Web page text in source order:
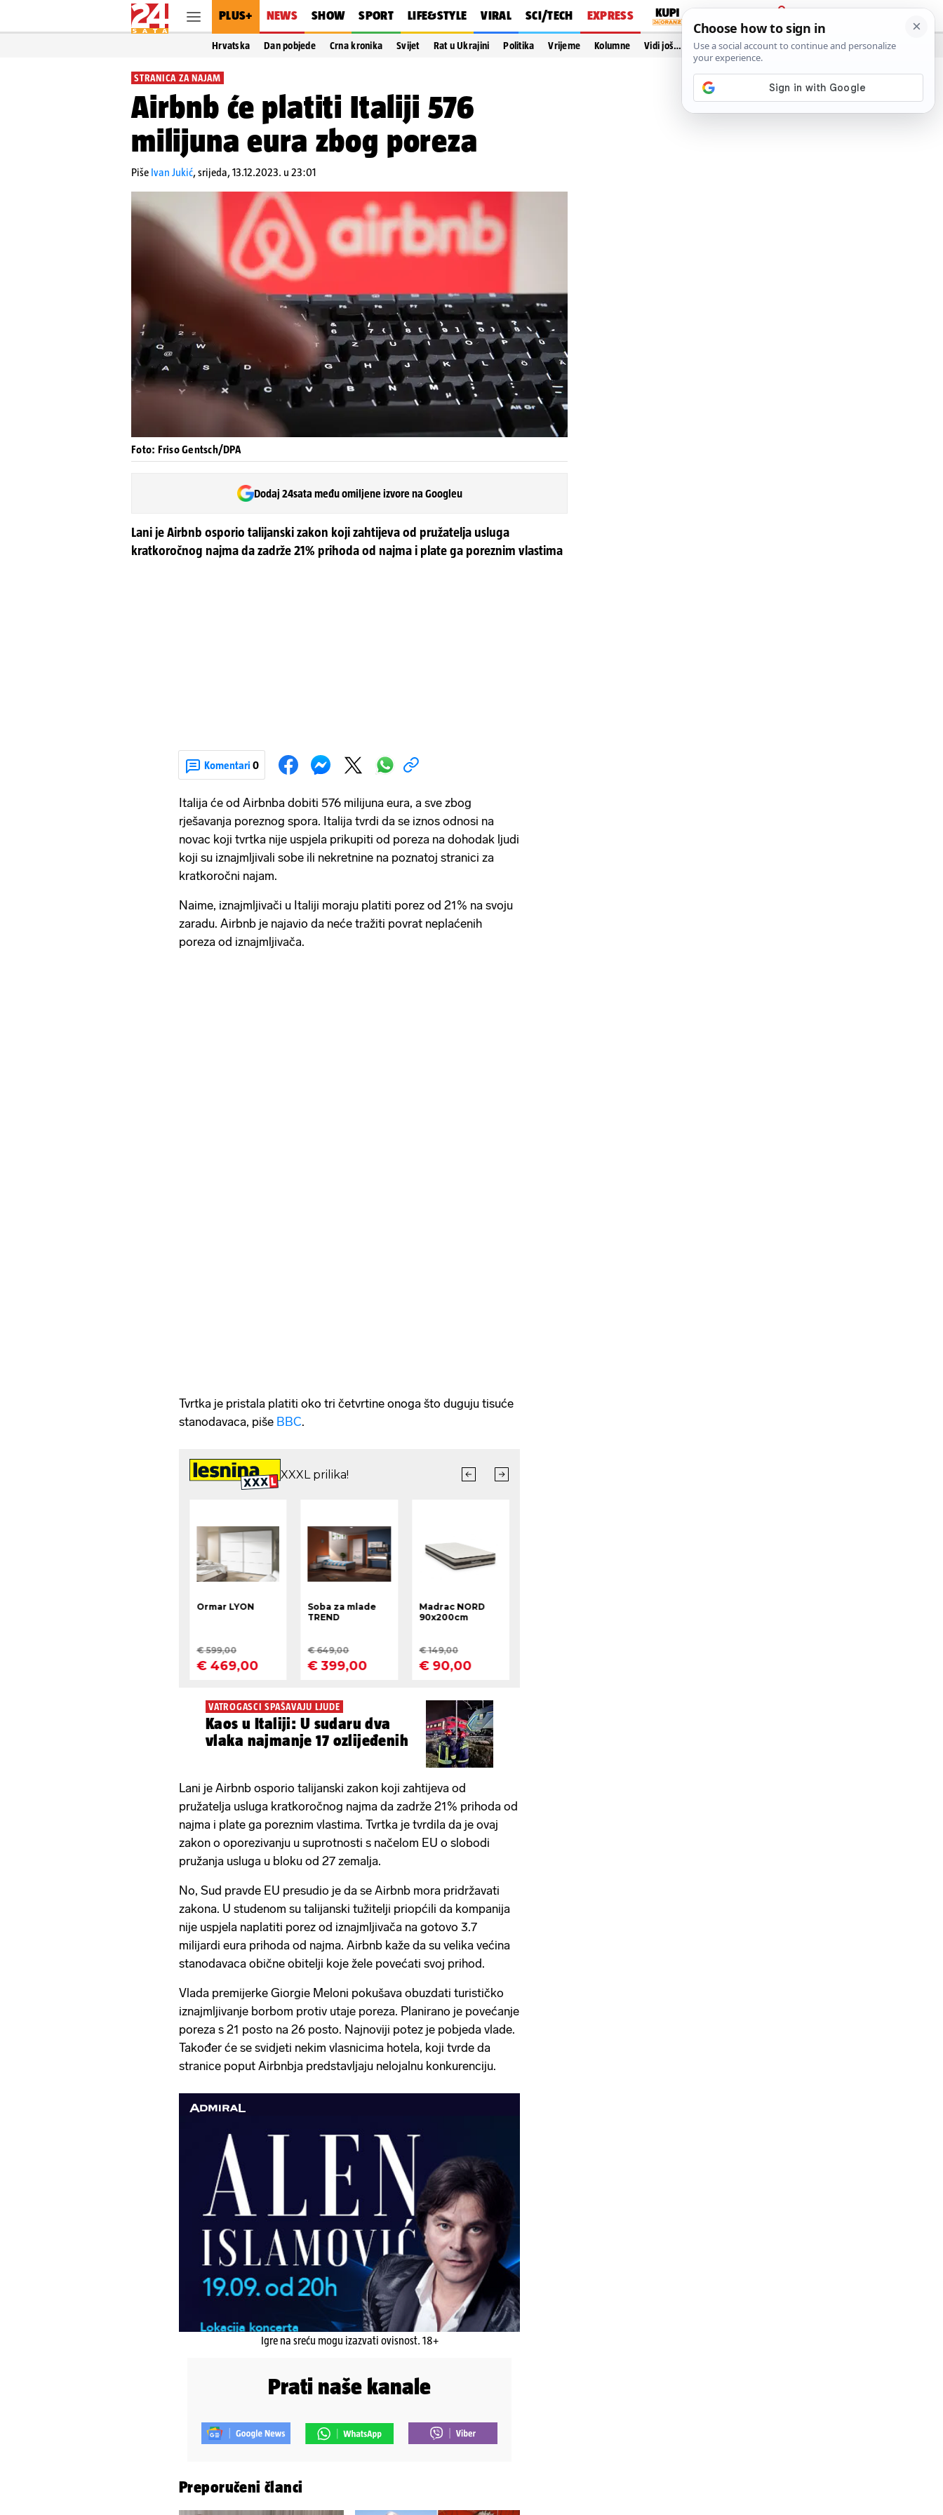
PLUS+ NEWS SHOW SPORT LIFE&STYLE VIRAL SCI/TECH EXPRESS
PRIJAVA
Hrvatska Dan pobjede Crna kronika Svijet Rat u Ukrajini Politika Vrijeme Kolumne Vidi još…
STRANICA ZA NAJAM
Airbnb će platiti Italiji 576
milijuna eura zbog poreza
Piše Ivan Jukić,srijeda, 13.12.2023. u 23:01
Foto: Friso Gentsch/DPA
Dodaj 24sata među omiljene izvore na Googleu
Lani je Airbnb osporio talijanski zakon koji zahtijeva od pružatelja usluga
kratkoročnog najma da zadrže 21% prihoda od najma i plate ga poreznim vlastima
Komentari 0
Italija će od Airbnba dobiti 576 milijuna eura, a sve zbog
rješavanja poreznog spora. Italija tvrdi da se iznos odnosi na
novac koji tvrtka nije uspjela prikupiti od poreza na dohodak ljudi
koji su iznajmljivali sobe ili nekretnine na poznatoj stranici za
kratkoročni najam.
Naime, iznajmljivači u Italiji moraju platiti porez od 21% na svoju
zaradu. Airbnb je najavio da neće tražiti povrat neplaćenih
poreza od iznajmljivača.
Tvrtka je pristala platiti oko tri četvrtine onoga što duguju tisuće
stanodavaca, piše BBC.
VATROGASCI SPAŠAVAJU LJUDE
Kaos u Italiji: U sudaru dva
vlaka najmanje 17 ozlijeđenih
Lani je Airbnb osporio talijanski zakon koji zahtijeva od
pružatelja usluga kratkoročnog najma da zadrže 21% prihoda od
najma i plate ga poreznim vlastima. Tvrtka je tvrdila da je ovaj
zakon o oporezivanju u suprotnosti s načelom EU o slobodi
pružanja usluga u bloku od 27 zemalja.
No, Sud pravde EU presudio je da se Airbnb mora pridržavati
zakona. U studenom su talijanski tužitelji priopćili da kompanija
nije uspjela naplatiti porez od iznajmljivača na gotovo 3.7
milijardi eura prihoda od najma. Airbnb kaže da su velika većina
stanodavaca obične obitelji koje žele povećati svoj prihod.
Vlada premijerke Giorgie Meloni pokušava obuzdati turističko
iznajmljivanje borbom protiv utaje poreza. Planirano je povećanje
poreza s 21 posto na 26 posto. Najnoviji potez je pobjeda vlade.
Također će se svidjeti nekim vlasnicima hotela, koji tvrde da
stranice poput Airbnbja predstavljaju nelojalnu konkurenciju.
Igre na sreću mogu izazvati ovisnost. 18+
Prati naše kanale
Preporučeni članci